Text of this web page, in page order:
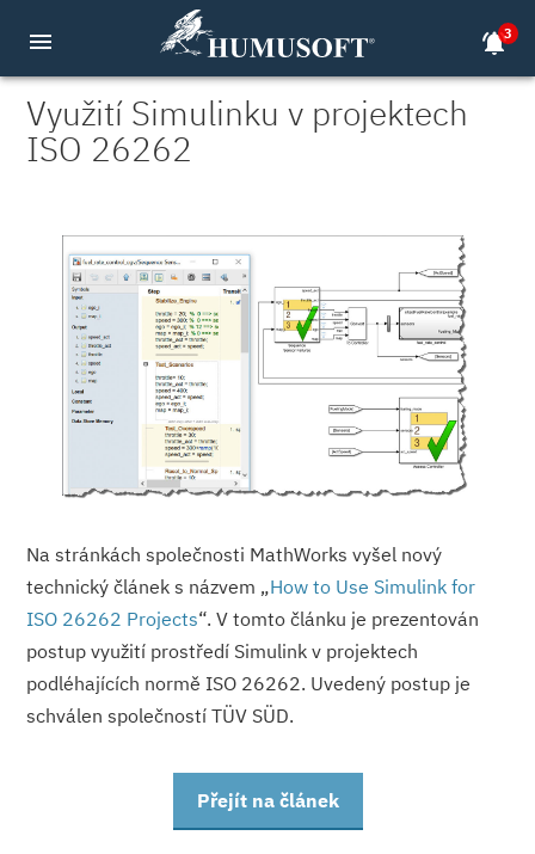
menu notifications_active3
Využití Simulinku v projektech
ISO 26262
Na stránkách společnosti MathWorks vyšel nový
technický článek s názvem „How to Use Simulink for
ISO 26262 Projects“. V tomto článku je prezentován
postup využití prostředí Simulink v projektech
podléhajících normě ISO 26262. Uvedený postup je
schválen společností TÜV SÜD.
Přejít na článek